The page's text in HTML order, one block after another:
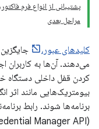
پشتیبانی از انواع فرم
مراحل بعدی
کلیدهای عبور،
می‌دهند. آن‌ها به کاربران
کردن قفل داخلی دستگاه
بیومتریک‌هایی مانند
برنامه‌ها شوند. رابط
(Credential Manager API) بر اساس